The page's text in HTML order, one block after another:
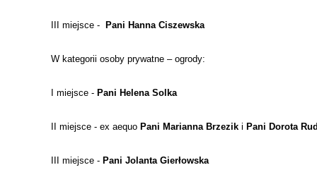
III miejsce - Pani Hanna Ciszewska
W kategorii osoby prywatne – ogrody:
I miejsce - Pani Helena Solka
II miejsce - ex aequo Pani Marianna Brzezik i Pani Dorota
III miejsce - Pani Jolanta Gierłowska